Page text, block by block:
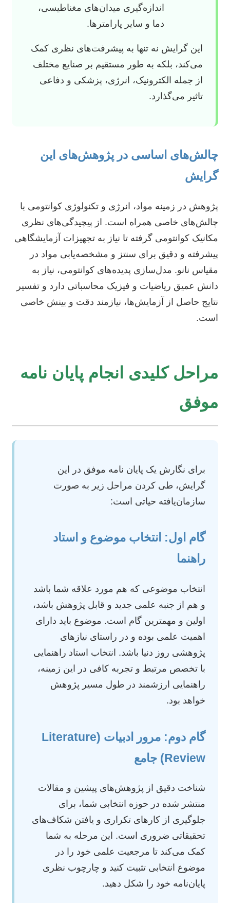
اندازه‌گیری میدان‌های مغناطیسی،
دما و سایر پارامترها.
این گرایش نه تنها به پیشرفت‌های نظری کمک
می‌کند، بلکه به طور مستقیم بر صنایع مختلف
از جمله الکترونیک، انرژی، پزشکی و دفاعی
تاثیر می‌گذارد.
چالش‌های اساسی در پژوهش‌های این
گرایش
پژوهش در زمینه مواد، انرژی و تکنولوژی کوانتومی با
چالش‌های خاصی همراه است. از پیچیدگی‌های نظری
مکانیک کوانتومی گرفته تا نیاز به تجهیزات آزمایشگاهی
پیشرفته و دقیق برای سنتز و مشخصه‌یابی مواد در
مقیاس نانو. مدل‌سازی پدیده‌های کوانتومی، نیاز به
دانش عمیق ریاضیات و فیزیک محاسباتی دارد و تفسیر
نتایج حاصل از آزمایش‌ها، نیازمند دقت و بینش خاصی
است.
مراحل کلیدی انجام پایان نامه
موفق
برای نگارش یک پایان نامه موفق در این
گرایش، طی کردن مراحل زیر به صورت
سازمان‌یافته حیاتی است:
گام اول: انتخاب موضوع و استاد
راهنما
انتخاب موضوعی که هم مورد علاقه شما باشد
و هم از جنبه علمی جدید و قابل پژوهش باشد،
اولین و مهمترین گام است. موضوع باید دارای
اهمیت علمی بوده و در راستای نیازهای
پژوهشی روز دنیا باشد. انتخاب استاد راهنمایی
با تخصص مرتبط و تجربه کافی در این زمینه،
راهنمایی ارزشمند در طول مسیر پژوهش
خواهد بود.
گام دوم: مرور ادبیات (Literature
Review) جامع
شناخت دقیق از پژوهش‌های پیشین و مقالات
منتشر شده در حوزه انتخابی شما، برای
جلوگیری از کارهای تکراری و یافتن شکاف‌های
تحقیقاتی ضروری است. این مرحله به شما
کمک می‌کند تا مرجعیت علمی خود را در
موضوع انتخابی تثبیت کنید و چارچوب نظری
پایان‌نامه خود را شکل دهید.